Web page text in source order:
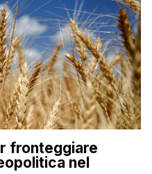
fronteggiare
nel